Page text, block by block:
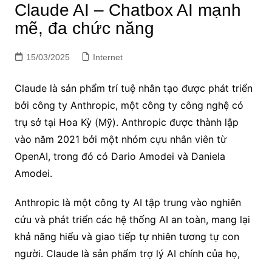
Claude AI – Chatbox AI mạnh
mẽ, đa chức năng
15/03/2025 Internet
Claude là sản phẩm trí tuệ nhân tạo được phát triển
bởi công ty Anthropic, một công ty công nghệ có
trụ sở tại Hoa Kỳ (Mỹ). Anthropic được thành lập
vào năm 2021 bởi một nhóm cựu nhân viên từ
OpenAI, trong đó có Dario Amodei và Daniela
Amodei.
Anthropic là một công ty AI tập trung vào nghiên
cứu và phát triển các hệ thống AI an toàn, mang lại
khả năng hiểu và giao tiếp tự nhiên tương tự con
người. Claude là sản phẩm trợ lý AI chính của họ,